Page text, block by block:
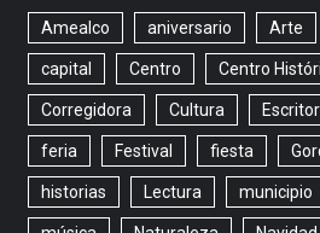
Amealco aniversario Arte
capital Centro Centro
Corregidora Cultura
feria Festival fiesta
historias Lectura municipio